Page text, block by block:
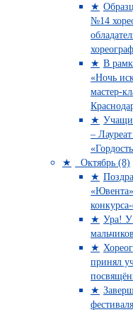
№14
В
«Ночь
мастер-
–
Октябрь (8)
Ура! У
принял